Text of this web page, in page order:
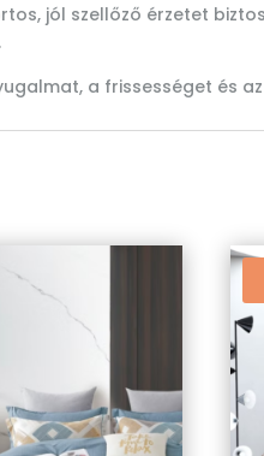
jól szellőző érzetet
a frissességet és